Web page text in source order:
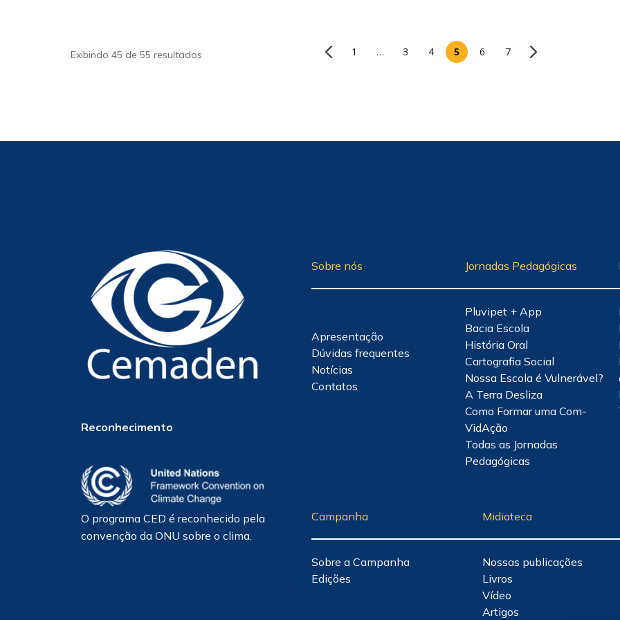
Exibindo 45 de 55 resultados 1 … 3 4 5 6 7
Reconhecimento
O programa CED é reconhecido pela
convenção da ONU sobre o clima.
Sobre nós
Apresentação
Dúvidas frequentes
Notícias
Contatos
Jornadas Pedagógicas
Pluvipet + App
Bacia Escola
História Oral
Cartografia Social
Nossa Escola é Vulnerável?
A Terra Desliza
Como Formar uma Com-
VidAção
Todas as Jornadas
Pedagógicas
Campanha
Sobre a Campanha
Edições
Midiateca
Nossas publicações
Livros
Vídeo
Artigos